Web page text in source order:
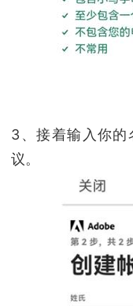
3、接着输入你的
议。